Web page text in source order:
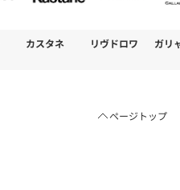
カスタネ リヴドロワ
ページトップ